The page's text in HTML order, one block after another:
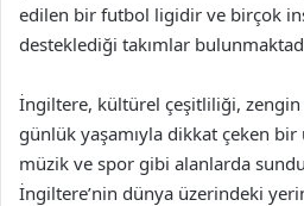
edilen bir futbol ligidir ve birçok
desteklediği takımlar
İngiltere, kültürel çeşitliliği,
günlük yaşamıyla dikkat çeken bir
müzik ve spor gibi alanlarda
İngiltere’nin dünya üzerindeki